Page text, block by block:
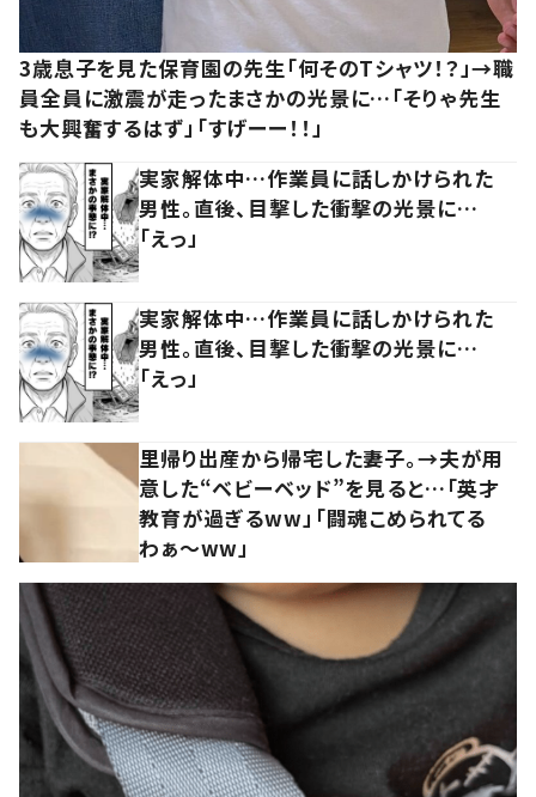
3歳息子を見た保育園の先生「何そのTシャツ！？」→職
員全員に激震が走ったまさかの光景に…「そりゃ先生
も大興奮するはず」「すげーー！！」
実家解体中…作業員に話しかけられた
男性。直後、目撃した衝撃の光景に…
「えっ」
実家解体中…作業員に話しかけられた
男性。直後、目撃した衝撃の光景に…
「えっ」
里帰り出産から帰宅した妻子。→夫が用
意した“ベビーベッド”を見ると…「英才
教育が過ぎるww」「闘魂こめられてる
わぁ～ww」